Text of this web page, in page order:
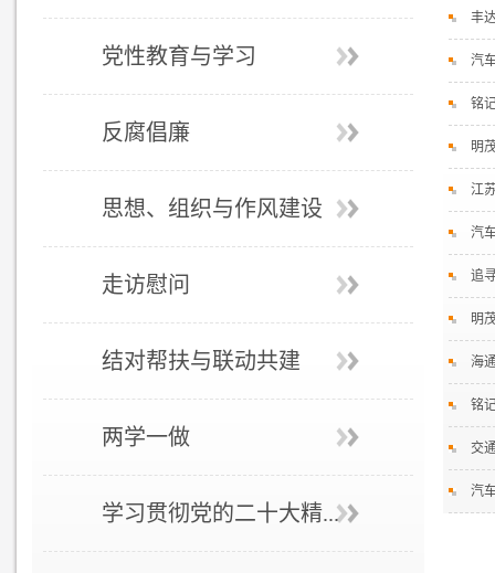
党性教育与学习
反腐倡廉
思想、组织与作风建设
走访慰问
结对帮扶与联动共建
两学一做
学习贯彻党的二十大精...
丰
汽
铭
明
江
汽
追
明
海
铭
交
汽